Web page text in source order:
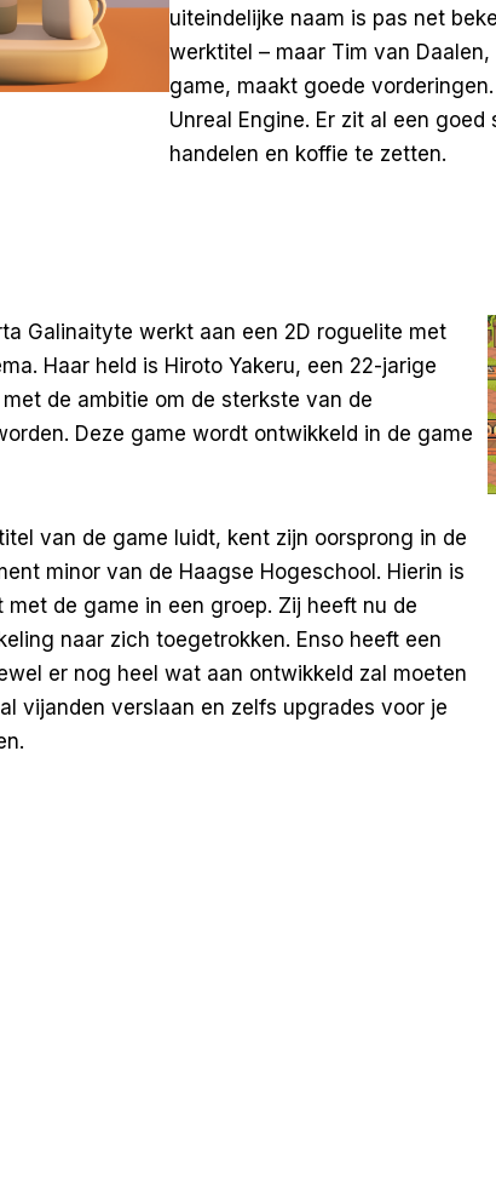
uiteindelijke naam is pas net
werktitel – maar Tim van
game, maakt goede
Unreal Engine. Er zit al een
handelen en koffie te zetten.
Galinaityte werkt aan een 2D roguelite met
Haar held is Hiroto Yakeru, een 22-jarige
de ambitie om de sterkste van de
Deze game wordt ontwikkeld in de game
van de game luidt, kent zijn oorsprong in de
minor van de Haagse Hogeschool. Hierin is
met de game in een groep. Zij heeft nu de
naar zich toegetrokken. Enso heeft een
er nog heel wat aan ontwikkeld zal moeten
vijanden verslaan en zelfs upgrades voor je